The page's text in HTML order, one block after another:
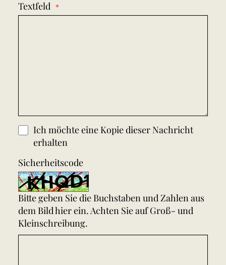
Textfeld
Ich möchte eine Kopie dieser Nachricht
erhalten
Sicherheitscode
Bitte geben Sie die Buchstaben und Zahlen aus
dem Bild hier ein. Achten Sie auf Groß- und
Kleinschreibung.